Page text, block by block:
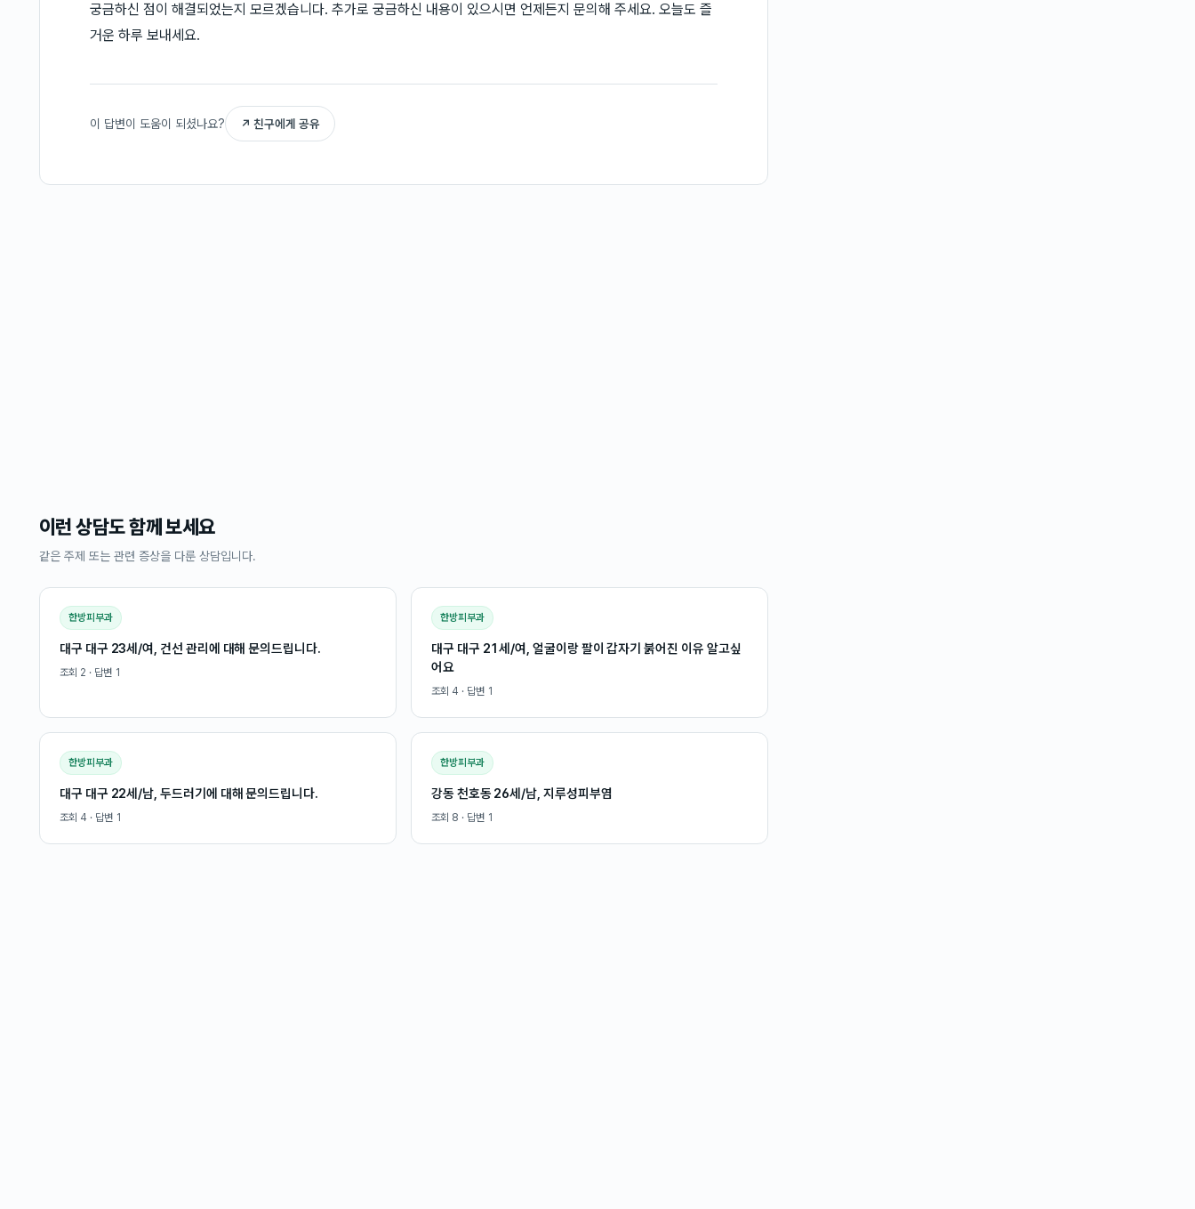
궁금하신 점이 해결되었는지 모르겠습니다. 추가로 궁금하신 내용이 있으시면 언제든지 문의해 주세요. 오늘도 즐
거운 하루 보내세요.
이 답변이 도움이 되셨나요? ↗ 친구에게 공유
이런 상담도 함께 보세요
같은 주제 또는 관련 증상을 다룬 상담입니다.
한방피부과
대구 대구 23세/여, 건선 관리에 대해 문의드립니다.
조회 2 · 답변 1
한방피부과
대구 대구 21세/여, 얼굴이랑 팔이 갑자기 붉어진 이유 알고싶
어요
조회 4 · 답변 1
한방피부과
대구 대구 22세/남, 두드러기에 대해 문의드립니다.
조회 4 · 답변 1
한방피부과
강동 천호동 26세/남, 지루성피부염
조회 8 · 답변 1